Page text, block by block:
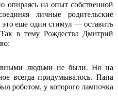
опираясь на опыт собственной
личные родительские
еще один стимул ― оставить
Так в тему Рождества Дмитрий
людьми не были. Но на
всегда придумывалось. Папа
роботом, у которого лампочка